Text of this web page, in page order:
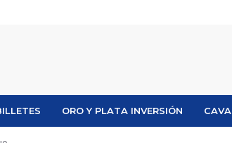
ORO Y PLATA INVERSIÓN CAVA